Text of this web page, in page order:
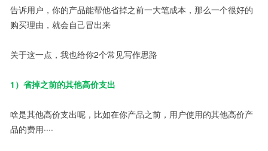
告诉用户，你的产品能帮他省掉之前一大笔成本，那么一个很好的
购买理由，就会自己冒出来
关于这一点，我也给你2个常见写作思路
1）省掉之前的其他高价支出
啥是其他高价支出呢，比如在你产品之前，用户使用的其他高价产
品的费用····